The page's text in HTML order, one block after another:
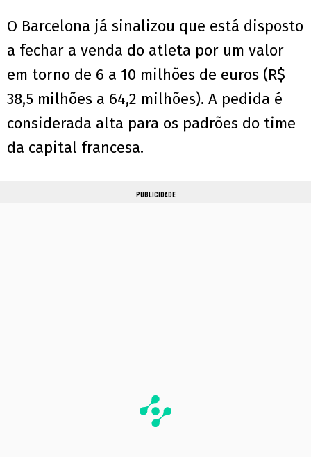
O Barcelona já sinalizou que está disposto
a fechar a venda do atleta por um valor
em torno de 6 a 10 milhões de euros (R$
38,5 milhões a 64,2 milhões). A pedida é
considerada alta para os padrões do time
da capital francesa.
PUBLICIDADE